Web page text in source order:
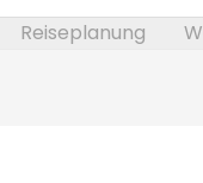
Reiseplanung